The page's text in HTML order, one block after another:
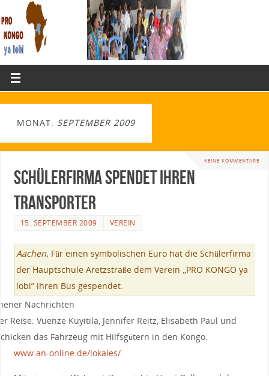
MONAT: SEPTEMBER 2009
KEINE KOMMENTARE
Schülerfirma spendet ihren
Transporter
15. SEPTEMBER 2009 VEREIN
Aachen. Für einen symbolischen Euro hat die Schülerfirma
der Hauptschule Aretzstraße dem Verein „PRO KONGO ya
lobi” ihren Bus gespendet.
Reise: Vuenze Kuyitila, Jennifer Reitz, Elisabeth Paul und
das Fahrzeug mit Hilfsgütern in den Kongo.
www.an-online.de/lokales/